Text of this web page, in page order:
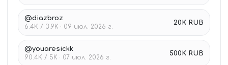
@diazbroz
6.4K / 3.9K · 09 июл. 2026 г.
20K RUB
@youaresickk
90.4K / 5K · 07 июл. 2026 г.
500K RUB